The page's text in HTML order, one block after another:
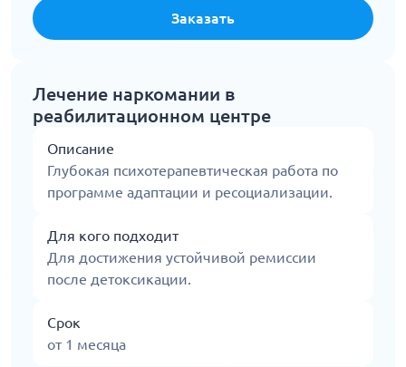
Заказать
Лечение наркомании в
реабилитационном центре
Описание
Глубокая психотерапевтическая работа по
программе адаптации и ресоциализации.
Для кого подходит
Для достижения устойчивой ремиссии
после детоксикации.
Срок
от 1 месяца